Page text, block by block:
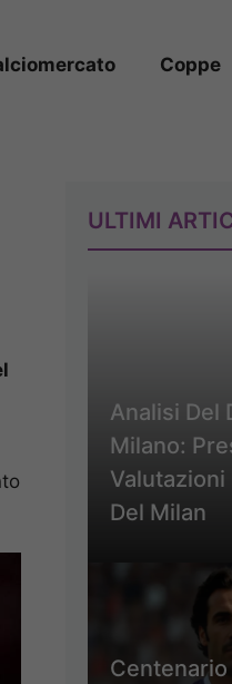
Coppe
ULTIMI
Analisi Del
Milano:
Del Milan